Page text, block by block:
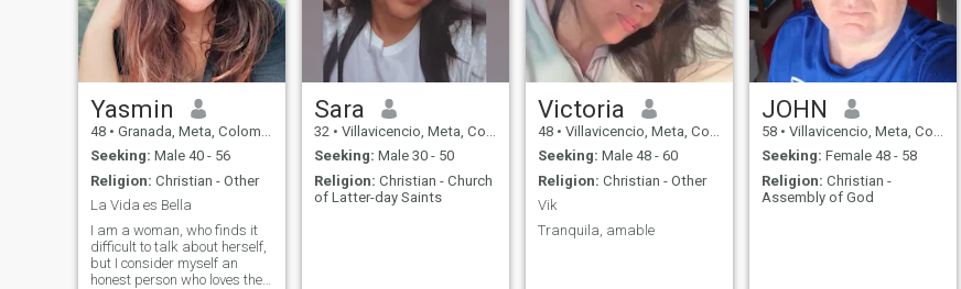
Yasmin
48 • Granada, Meta, Colombia
Seeking: Male 40 - 56
Religion: Christian - Other
La Vida es Bella
I am a woman, who finds it
difficult to talk about herself,
but I consider myself an
honest person who loves the
Sara
32 • Villavicencio, Meta, Colombia
Seeking: Male 30 - 50
Religion: Christian - Church
of Latter-day Saints
Victoria
48 • Villavicencio, Meta, Colombia
Seeking: Male 48 - 60
Religion: Christian - Other
Vik
Tranquila, amable
JOHN
58 • Villavicencio, Meta, Colombia
Seeking: Female 48 - 58
Religion: Christian -
Assembly of God